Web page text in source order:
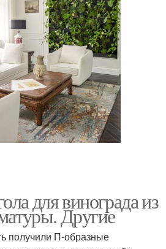
для винограда из
Другие
получили П-образные